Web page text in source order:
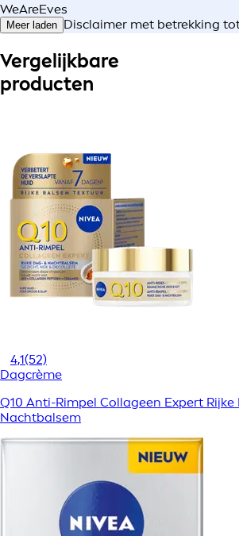
WeAreEves
Meer laden Disclaimer met betrekking
Vergelijkbare
producten
4,1(52)
Dagcrème
Q10 Anti-Rimpel Collageen Expert Rijke
Nachtbalsem